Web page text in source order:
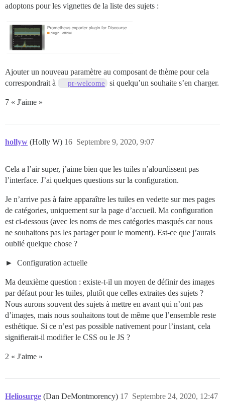
adoptons pour les vignettes de la liste des sujets :
Ajouter un nouveau paramètre au composant de thème pour cela
correspondrait à
pr-welcome si quelqu’un souhaite s’en charger.
7 « J'aime »
hollyw (Holly W) Septembre 9, 2020, 9:07
16
Cela a l’air super, j’aime bien que les tuiles n’alourdissent pas
l’interface. J’ai quelques questions sur la configuration.
Je n’arrive pas à faire apparaître les tuiles en vedette sur mes pages
de catégories, uniquement sur la page d’accueil. Ma configuration
est ci-dessous (avec les noms de mes catégories masqués car nous
ne souhaitons pas les partager pour le moment). Est-ce que j’aurais
oublié quelque chose ?
Configuration actuelle
Ma deuxième question : existe-t-il un moyen de définir des images
par défaut pour les tuiles, plutôt que celles extraites des sujets ?
Nous aurons souvent des sujets à mettre en avant qui n’ont pas
d’images, mais nous souhaitons tout de même que l’ensemble reste
esthétique. Si ce n’est pas possible nativement pour l’instant, cela
signifierait-il modifier le CSS ou le JS ?
2 « J'aime »
Heliosurge (Dan DeMontmorency) Septembre 24, 2020, 12:47
17